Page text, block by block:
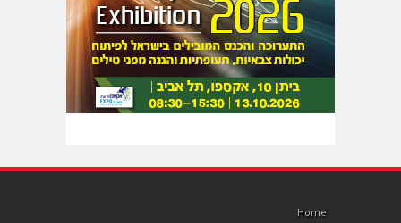
Home